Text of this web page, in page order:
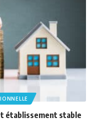
établissement stable